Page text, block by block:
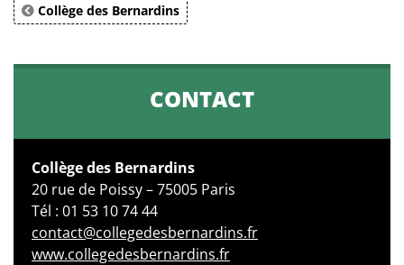
Collège des Bernardins
CONTACT
Collège des Bernardins
20 rue de Poissy – 75005 Paris
Tél : 01 53 10 74 44
contact@collegedesbernardins.fr
www.collegedesbernardins.fr